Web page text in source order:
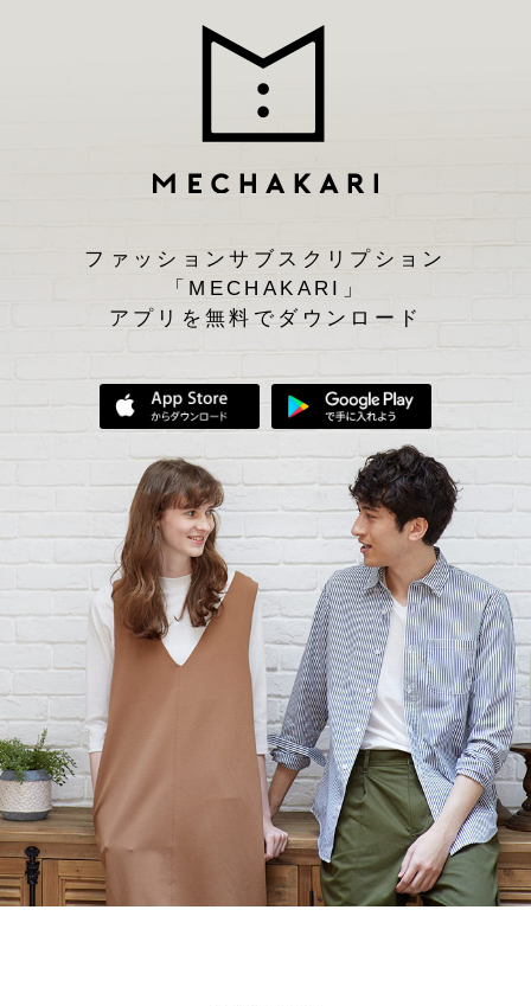
ファッションサブスクリプション
「MECHAKARI」
アプリを無料でダウンロード
App Storeからダウンロード